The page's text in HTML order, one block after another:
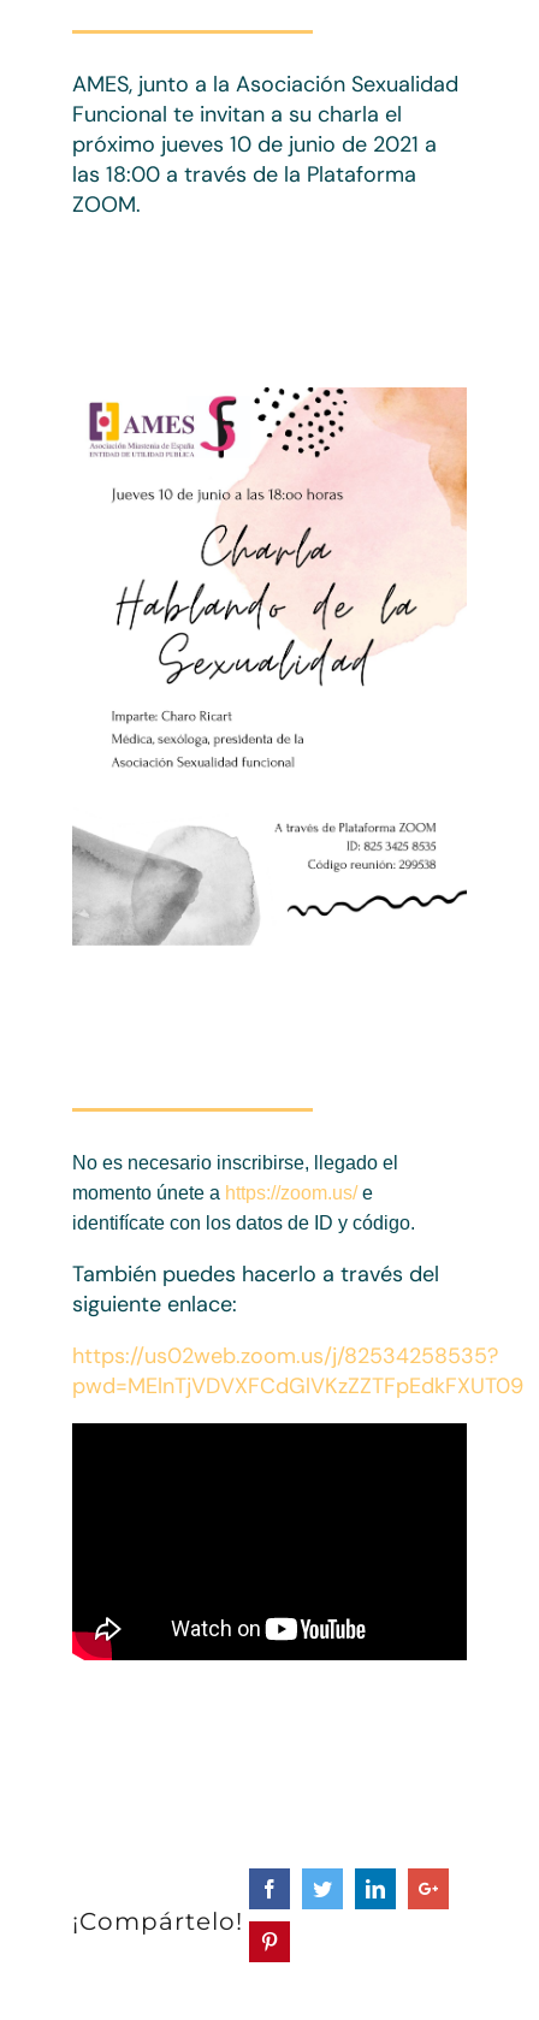
AMES, junto a la Asociación Sexualidad
Funcional te invitan a su charla el
próximo jueves 10 de junio de 2021 a
las 18:00 a través de la Plataforma
ZOOM.
No es necesario inscribirse, llegado el
momento únete a https://zoom.us/e
identifícate con los datos de ID y código.
También puedes hacerlo a través del
siguiente enlace:
https://us02web.zoom.us/j/82534258535?
pwd=MElnTjVDVXFCdGlVKzZZTFpEdkFXUT09
¡Compártelo!